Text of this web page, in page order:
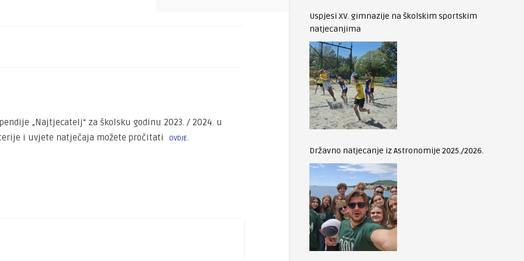
„Najtjecatelj“ za školsku godinu 2023. / 2024. u
i uvjete natječaja možete pročitati
OVDJE.
Uspjesi XV. gimnazije na školskim sportskim
natjecanjima
Državno natjecanje iz Astronomije 2025./2026.